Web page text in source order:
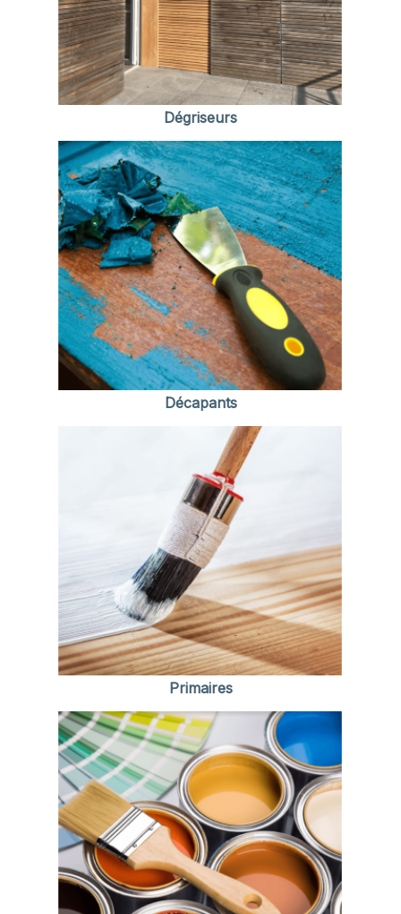
Dégriseurs
Décapants
Primaires